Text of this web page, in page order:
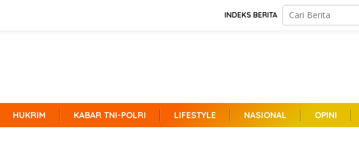
INDEKS BERITA
HUKRIM KABAR TNI-POLRI LIFESTYLE NASIONAL OPINI